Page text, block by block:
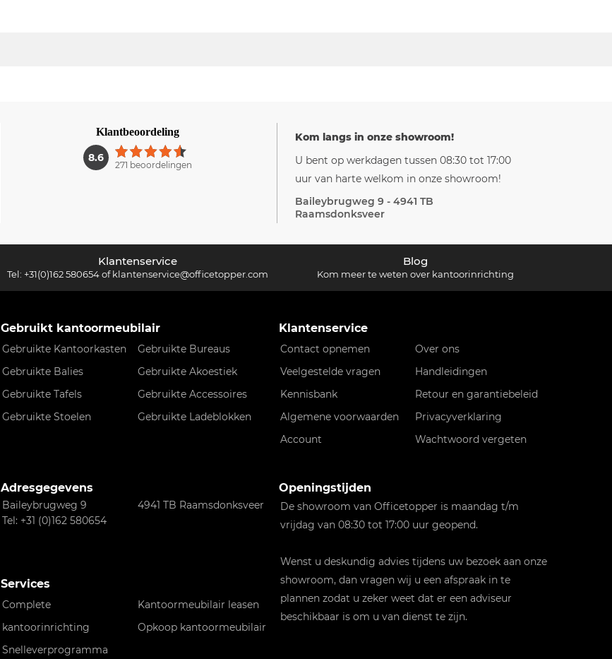
Klantbeoordeling
8.6 1
271 beoordelingen
Kom langs in onze showroom!
U bent op werkdagen tussen 08:30 tot 17:00
uur van harte welkom in onze showroom!
Baileybrugweg 9 - 4941 TB
Raamsdonksveer
Klantenservice
Tel: +31(0)162 580654ofklantenservice@officetopper.com
Blog
Kom meer te weten over kantoorinrichting
Gebruikt kantoormeubilair
Gebruikte Kantoorkasten
Gebruikte Bureaus
Gebruikte Balies
Gebruikte Akoestiek
Gebruikte Tafels
Gebruikte Accessoires
Gebruikte Stoelen
Gebruikte Ladeblokken
Adresgegevens
Baileybrugweg 9
4941 TB Raamsdonksveer
Tel: +31 (0)162 580654
Services
Complete
kantoorinrichting
Kantoormeubilair leasen
Opkoop kantoormeubilair
Snelleverprogramma
Klantenservice
Contact opnemen
Over ons
Veelgestelde vragen
Handleidingen
Kennisbank
Retour en garantiebeleid
Algemene voorwaarden
Privacyverklaring
Account
Wachtwoord vergeten
Openingstijden
De showroom van Officetopper is maandag t/m
vrijdag van 08:30 tot 17:00 uur geopend.
Wenst u deskundig advies tijdens uw bezoek aan onze
showroom, dan vragen wij u een afspraak in te
plannen zodat u zeker weet dat er een adviseur
beschikbaar is om u van dienst te zijn.